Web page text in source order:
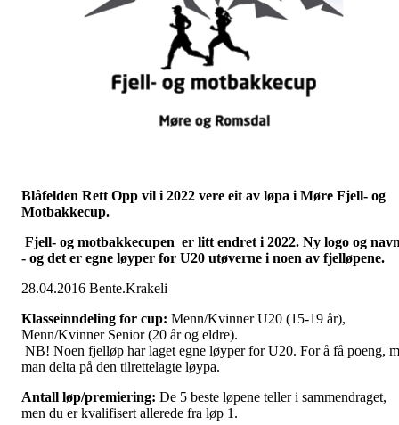
Blåfelden Rett Opp vil i 2022 vere eit av løpa i Møre Fjell- og
Motbakkecup.
Fjell- og motbakkecupen er litt endret i 2022. Ny logo og
- og det er egne løyper for U20 utøverne i noen av fjelløpene.
28.04.2016 Bente.Krakeli
Klasseinndeling for cup: Menn/Kvinner U20 (15-19 år),
Menn/Kvinner Senior (20 år og eldre).
NB! Noen fjelløp har laget egne løyper for U20. For å få poeng,
man delta på den tilrettelagte løypa.
Antall løp/premiering: De 5 beste løpene teller i sammendraget,
men du er kvalifisert allerede fra løp 1.